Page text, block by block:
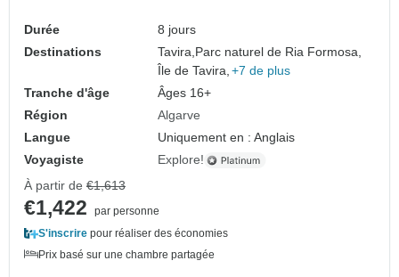
Durée
8 jours
Destinations
Tavira,Parc naturel de Ria Formosa,
Île de Tavira, +7 de plus
Tranche d'âge
Âges 16+
Région
Algarve
Langue
Uniquement en : Anglais
Voyagiste
Explore!
À partir de €1,613
€1,422
par personne
S'inscrire pour réaliser des économies
Prix basé sur une chambre partagée